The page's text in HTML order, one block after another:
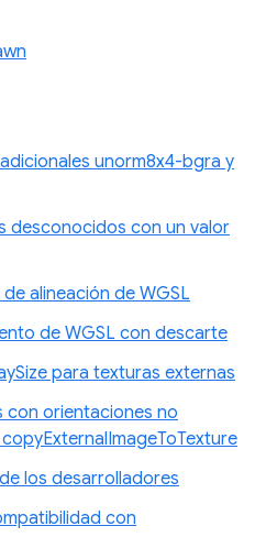
unorm8x4-bgra y
desconocidos con un valor
alineación de WGSL
de WGSL con descarte
para texturas externas
con orientaciones no
los desarrolladores
con